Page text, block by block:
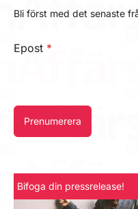
Bli först med det senaste
Epost *
Prenumerera
Bifoga din pressrelease!